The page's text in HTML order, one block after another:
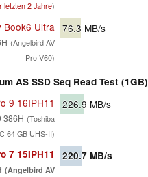
letzten 2 Jahre)
Book6 Ultra
(Angelbird AV
Pro V60)
76.3 MB/s
AS SSD Seq Read Test (1GB)
9 16IPH11
386H (Toshiba
64 GB UHS-II)
226.9 MB/s
7 15IPH11
(Angelbird AV
220.7 MB/s